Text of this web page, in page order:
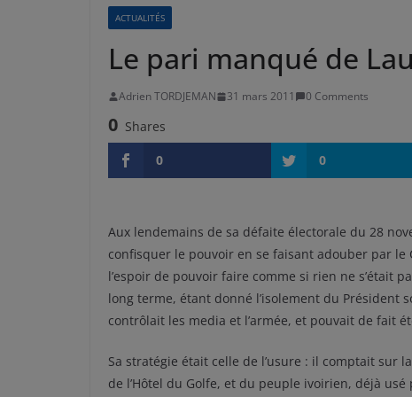
ACTUALITÉS
Le pari manqué de
Adrien TORDJEMAN 31 mars 2011 0 Comments
0 Shares
0
0
Aux lendemains de sa défaite électorale du 28
confisquer le pouvoir en se faisant adouber par
l’espoir de pouvoir faire comme si rien ne s’était
long terme, étant donné l’isolement du Président
contrôlait les media et l’armée, et pouvait de fait
Sa stratégie était celle de l’usure : il comptait sur
de l’Hôtel du Golfe, et du peuple ivoirien, déjà